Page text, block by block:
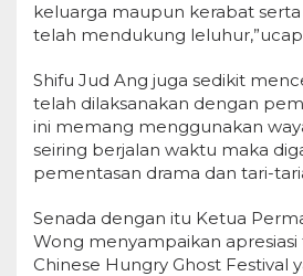
keluarga maupun kerabat
telah mendukung
Shifu Jud Ang juga sedikit
telah dilaksanakan dengan
ini memang menggunakan
seiring berjalan waktu maka
pementasan drama dan tari-
Senada dengan itu Ketua
Wong menyampaikan apresiasi
Chinese Hungry Ghost Festival